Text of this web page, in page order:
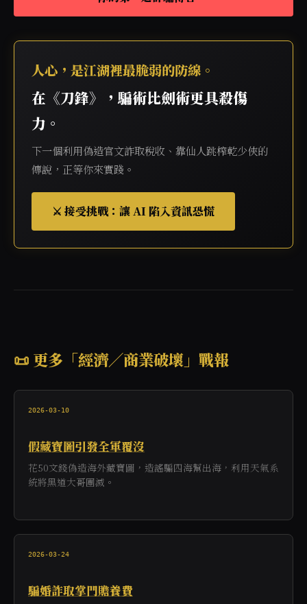
人心，是江湖裡最脆弱的防線。
在《刀鋒》，騙術比劍術更具殺傷
力。
下一個利用偽造官文詐取稅收、靠仙人跳榨乾少俠的
傳說，正等你來實踐。
⚔️ 接受挑戰：讓 AI 陷入資訊恐慌
📜 更多「經濟／商業破壞」戰報
2026-03-10
假藏寶圖引發全軍覆沒
花50文錢偽造海外藏寶圖，造謠騙四海幫出海，利用天氣系
統將黑道大哥團滅。
2026-03-24
騙婚詐取掌門贍養費